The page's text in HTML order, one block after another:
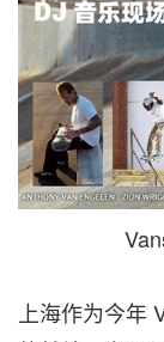
上海作为今年